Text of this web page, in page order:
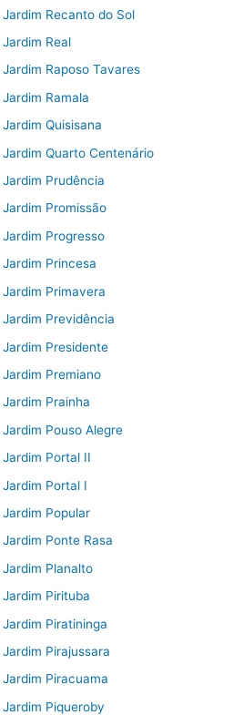
Recanto do Sol
Real
Raposo Tavares
Ramala
Quisisana
Quarto Centenário
Prudência
Promissão
Progresso
Princesa
Primavera
Previdência
Presidente
Premiano
Prainha
Pouso Alegre
Portal II
Portal I
Popular
Ponte Rasa
Planalto
Pirituba
Piratininga
Pirajussara
Piracuama
Piqueroby